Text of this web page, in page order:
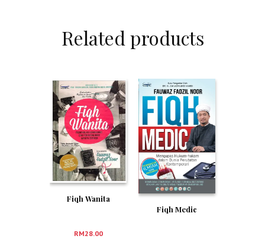
Related products
Fiqh Wanita
RM28.00
Fiqh Medic